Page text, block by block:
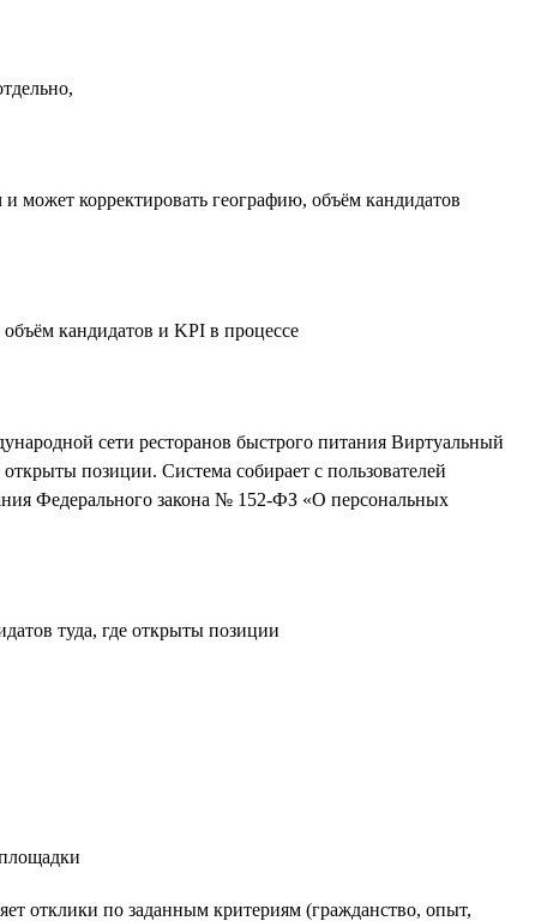
может корректировать географию, объём кандидатов
сети ресторанов быстрого питания Виртуальный
позиции. Система собирает с пользователей
Федерального закона № 152-ФЗ «О персональных
отклики по заданным критериям (гражданство, опыт,